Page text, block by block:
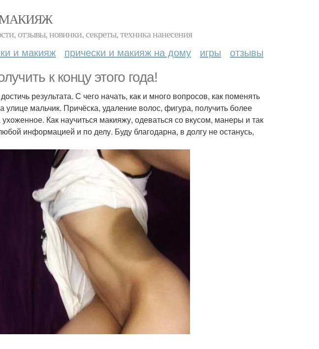
МАКИЯЖ
отзывы, новинки, секреты, техника нанесения
и макияж прически и макияж на дому игры отзывы
к концу этого года!
результата. С чего начать, как и много вопросов, как поменять
мальчик. Причёска, удаление волос, фигура, получить более
Как научиться макияжу, одеваться со вкусом, манеры и так
информацией и по делу. Буду благодарна, в долгу не останусь,